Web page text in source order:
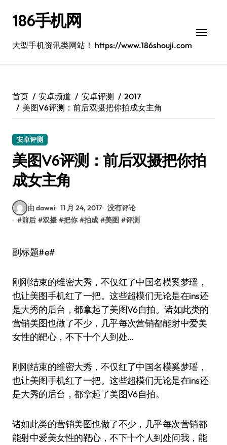
186手机网
大型手机资讯类网站！ https://www.186shouji.com
首页 安卓频道 安卓评测
2017
美图V6评测：前后双摄把你拍成女主角
安卓评测
美图V6评测：前后双摄把你拍
成女主角
由 dawei 11 月 24, 2017 没有评论
#前后 #双摄 #把你 #拍成 #美图 #评测
副标题#e#
刚刚结束的维密大秀，不仅红了中国名模奚梦瑶，
也让美图手机红了一把。这些超模们无论是在ins还
是大秀的后台，都拿起了美图V6自拍。诸如此类的
营销美图也做了不少，几乎每次营销都能射中爱美
女性的靶心，不下十个人到处…
刚刚结束的维密大秀，不仅红了中国名模奚梦瑶，
也让美图手机红了一把。这些超模们无论是在ins还
是大秀的后台，都拿起了美图V6自拍。
诸如此类的营销美图也做了不少，几乎每次营销都
能射中爱美女性的靶心，不下十个人到处问我，能